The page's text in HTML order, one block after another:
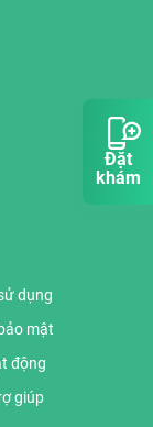
Đặt
khám
dụng
mật
động
giúp